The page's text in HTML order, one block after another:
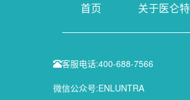
首页 关于医仑特
客服电话:400-688-7566
微信公众号:ENLUNTRA